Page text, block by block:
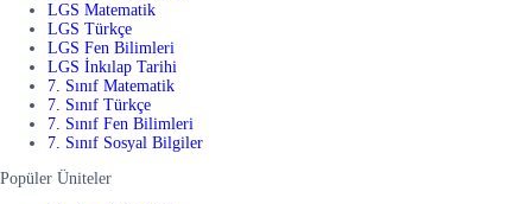
LGS Matematik
LGS Türkçe
LGS Fen Bilimleri
LGS İnkılap Tarihi
7. Sınıf Matematik
7. Sınıf Türkçe
7. Sınıf Fen Bilimleri
7. Sınıf Sosyal Bilgiler
Popüler Üniteler